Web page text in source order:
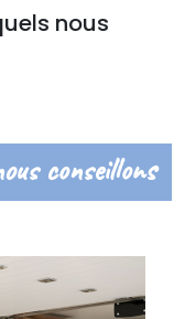
nous
conseillons